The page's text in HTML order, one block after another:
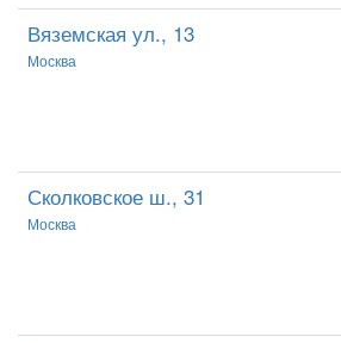
Вяземская ул., 13
Москва
Сколковское ш., 31
Москва